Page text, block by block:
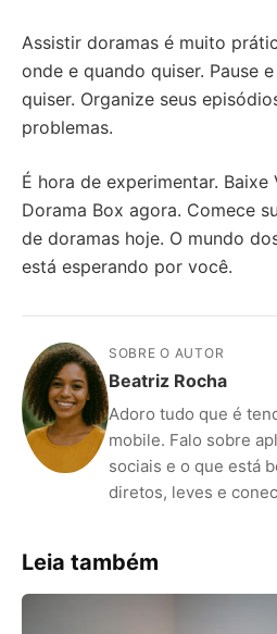
Assistir doramas é muito
onde e quando quiser. Pause
quiser. Organize seus
problemas.
É hora de experimentar.
Dorama Box agora. Comece
de doramas hoje. O mundo
está esperando por você.
SOBRE O AUTOR
Beatriz Rocha
Adoro tudo que é
mobile. Falo sobre
sociais e o que está
diretos, leves e
Leia também